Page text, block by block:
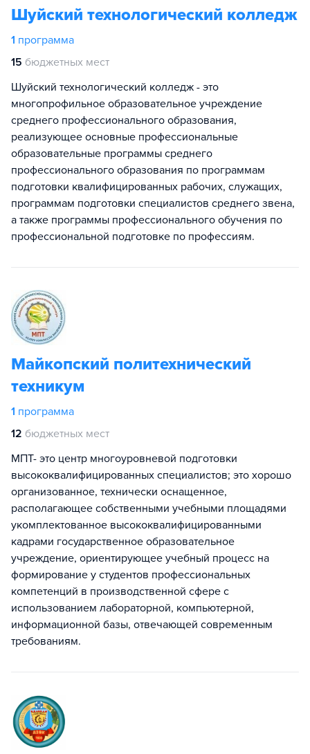
Шуйский технологический колледж
1 программа
15 бюджетных мест
Шуйский технологический колледж - это
многопрофильное образовательное учреждение
среднего профессионального образования,
реализующее основные профессиональные
образовательные программы среднего
профессионального образования по программам
подготовки квалифицированных рабочих, служащих,
программам подготовки специалистов среднего звена,
а также программы профессионального обучения по
профессиональной подготовке по профессиям.
Майкопский политехнический
техникум
1 программа
12 бюджетных мест
МПТ- это центр многоуровневой подготовки
высококвалифицированных специалистов; это хорошо
организованное, технически оснащенное,
располагающее собственными учебными площадями
укомплектованное высококвалифицированными
кадрами государственное образовательное
учреждение, ориентирующее учебный процесс на
формирование у студентов профессиональных
компетенций в производственной сфере с
использованием лабораторной, компьютерной,
информационной базы, отвечающей современным
требованиям.